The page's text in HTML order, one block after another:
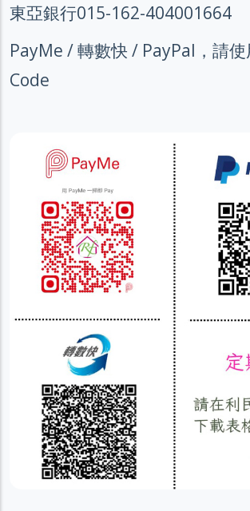
東亞銀行015-162-404001664
PayMe / 轉數快 / PayPal，請使
Code